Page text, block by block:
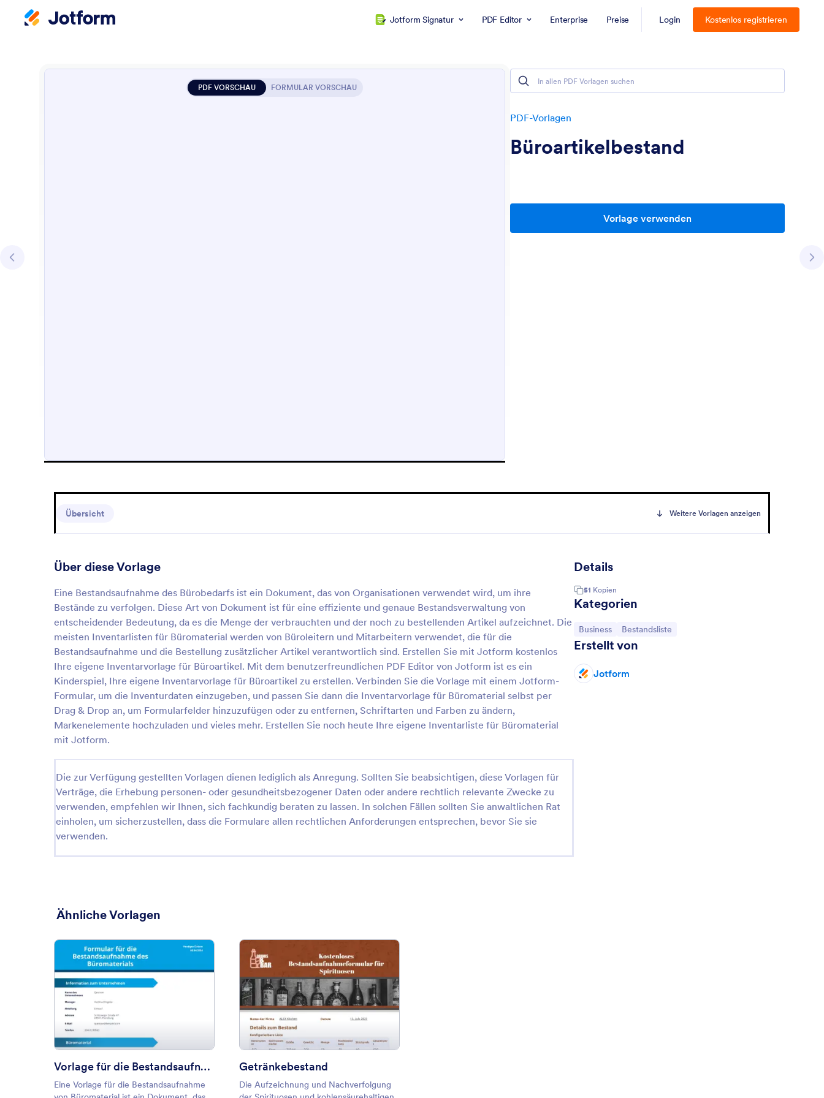
Jotform Signatur PDF Editor Enterprise Preise Login Kostenlos registrieren
PDF-Vorlagen
Büroartikelbestand
Vorlage verwenden
PDF VORSCHAU FORMULAR VORSCHAU
Übersicht Weitere Vorlagen anzeigen
Über diese Vorlage
Eine Bestandsaufnahme des Bürobedarfs ist ein Dokument, das von Organisationen verwendet wird, um ihre
Bestände zu verfolgen. Diese Art von Dokument ist für eine effiziente und genaue Bestandsverwaltung von
entscheidender Bedeutung, da es die Menge der verbrauchten und der noch zu bestellenden Artikel aufzeichnet. Die
meisten Inventarlisten für Büromaterial werden von Büroleitern und Mitarbeitern verwendet, die für die
Bestandsaufnahme und die Bestellung zusätzlicher Artikel verantwortlich sind. Erstellen Sie mit Jotform kostenlos
Ihre eigene Inventarvorlage für Büroartikel. Mit dem benutzerfreundlichen PDF Editor von Jotform ist es ein
Kinderspiel, Ihre eigene Inventarvorlage für Büroartikel zu erstellen. Verbinden Sie die Vorlage mit einem Jotform-
Formular, um die Inventurdaten einzugeben, und passen Sie dann die Inventarvorlage für Büromaterial selbst per
Drag & Drop an, um Formularfelder hinzuzufügen oder zu entfernen, Schriftarten und Farben zu ändern,
Markenelemente hochzuladen und vieles mehr. Erstellen Sie noch heute Ihre eigene Inventarliste für Büromaterial
mit Jotform.
Die zur Verfügung gestellten Vorlagen dienen lediglich als Anregung. Sollten Sie beabsichtigen, diese Vorlagen für
Verträge, die Erhebung personen- oder gesundheitsbezogener Daten oder andere rechtlich relevante Zwecke zu
verwenden, empfehlen wir Ihnen, sich fachkundig beraten zu lassen. In solchen Fällen sollten Sie anwaltlichen Rat
einholen, um sicherzustellen, dass die Formulare allen rechtlichen Anforderungen entsprechen, bevor Sie sie
verwenden.
Details
51 Kopien
Kategorien
Zur Kategorie:
Business Zur Kategorie:
Bestandsliste
Erstellt von
Jotform
Ähnliche Vorlagen
: Vorlage für die Bestandsaufnahme des Büromaterials
Vorlage für die Bestandsaufnahme des Büromaterials
Eine Vorlage für die Bestandsaufnahme
Vorschau: Getränkebestand
Getränkebestand
Die Aufzeichnung und Nachverfolgung